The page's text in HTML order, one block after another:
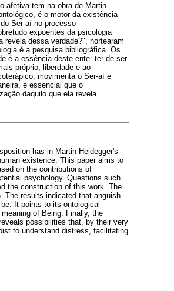
afetiva tem na obra de Martin
é o motor da existência
Ser-aí no processo
expoentes da psicologia
dessa verdade?", nortearam
é a pesquisa bibliográfica. Os
é a essência deste ente: ter de ser.
próprio, liberdade e ao
movimenta o Ser-aí e
é essencial que o
daquilo que ela revela.
has in Martin Heidegger's
existence. This paper aims to
on the contributions of
psychology. Questions such
the construction of this work. The
The results indicated that anguish
It points to its ontological
of Being. Finally, the
possibilities that, by their very
to understand distress, facilitating